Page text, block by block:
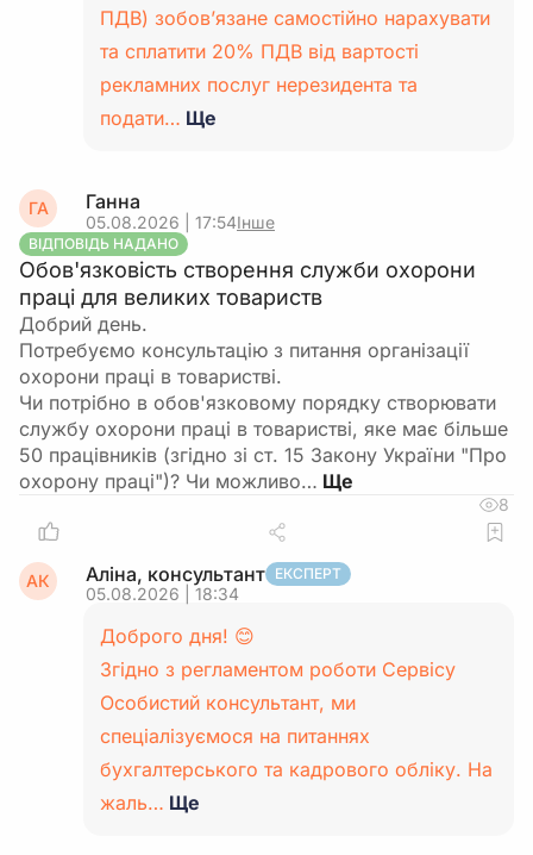
ПДВ) зобов’язане самостійно нарахувати
та сплатити 20% ПДВ від вартості
рекламних послуг нерезидента та
подати… Ще
ГА Ганна
05.08.2026 | 17:54Інше
ВІДПОВІДЬ НАДАНО
Обов'язковість створення служби охорони
праці для великих товариств
Добрий день.
Потребуємо консультацію з питання організації
охорони праці в товаристві.
Чи потрібно в обов'язковому порядку створювати
службу охорони праці в товаристві, яке має більше
50 працівників (згідно зі ст. 15 Закону України "Про
охорону праці")? Чи можливо…
8
АК Аліна, консультант ЕКСПЕРТ
05.08.2026 | 18:34
Доброго дня! 😊
Згідно з регламентом роботи Сервісу
Особистий консультант, ми
спеціалізуємося на питаннях
бухгалтерського та кадрового обліку. На
жаль… Ще